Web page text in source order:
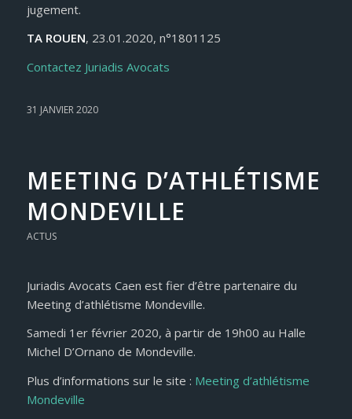
jugement.
TA ROUEN, 23.01.2020, n°1801125
Contactez Juriadis Avocats
31 JANVIER 2020
MEETING D’ATHLÉTISME
MONDEVILLE
ACTUS
Juriadis Avocats Caen est fier d’être partenaire du
Meeting d’athlétisme Mondeville.
Samedi 1er février 2020, à partir de 19h00 au Halle
Michel D’Ornano de Mondeville.
Plus d’informations sur le site : Meeting d’athlétisme
Mondeville